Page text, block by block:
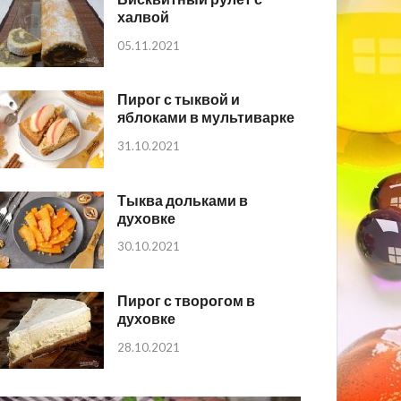
халвой
05.11.2021
Пирог с тыквой и
яблоками в мультиварке
31.10.2021
Тыква дольками в
духовке
30.10.2021
Пирог с творогом в
духовке
28.10.2021